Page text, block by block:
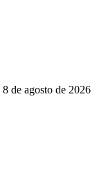
8 de agosto de 2026